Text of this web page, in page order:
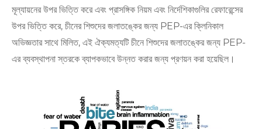
মূল্যায়নের উপর ভিত্তি করে এবং প্রাসঙ্গিক নিয়ম এবং নির্দেশিকাগুলির রেফারেন্সের
উপর ভিত্তি করে, চীনের শিশুদের জলাতঙ্কের জন্য PEP-এর ক্লিনিকাল
অভিজ্ঞতার সাথে মিলিত, এই ঐক্যমত্যটি চীনে শিশুদের জলাতঙ্কের জন্য PEP-
এর ব্যবস্থাপনা স্তরকে ব্যাপকভাবে উন্নত করার জন্য প্রণয়ন করা হয়েছিল।